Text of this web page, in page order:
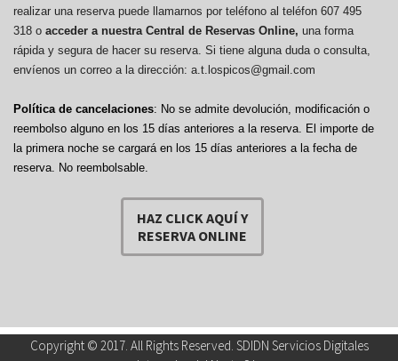
realizar una reserva puede llamarnos por teléfono al teléfon 607 495
318 o acceder a nuestra Central de Reservas Online, una forma
rápida y segura de hacer su reserva. Si tiene alguna duda o consulta,
envíenos un correo a la dirección: a.t.lospicos@gmail.com
Política de cancelaciones: No se admite devolución, modificación o
reembolso alguno en los 15 días anteriores a la reserva. El importe de
la primera noche se cargará en los 15 días anteriores a la fecha de
reserva. No reembolsable.
HAZ CLICK AQUÍ Y
RESERVA ONLINE
Copyright © 2017. All Rights Reserved. SDIDN Servicios Digitales